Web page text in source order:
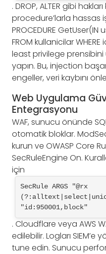
. DROP, ALTER gibi
procedure’larla hassas
PROCEDURE GetUser(IN
FROM kullanicilar
least privilege
yapın. Bu, injection
engeller, veri kaybını
Web Uygulama
Entegrasyonu
WAF, sunucu önünde
otomatik bloklar.
kurun ve OWASP Core
SecRuleEngine On.
için
SecRule ARGS "@rx
"id:950001,block"
. Cloudflare veya AWS
edilebilir. Logları SIEM’e
tune edin. Sunucu